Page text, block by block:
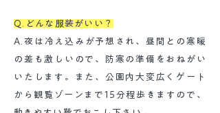
Q.どんな服装がいい？
A.夜は冷え込みが予想され、昼間との寒暖
の差も激しいので、防寒の準備をおねがい
いたします。また、公園内大変広くゲート
から観覧ゾーンまで15分程歩きますので、